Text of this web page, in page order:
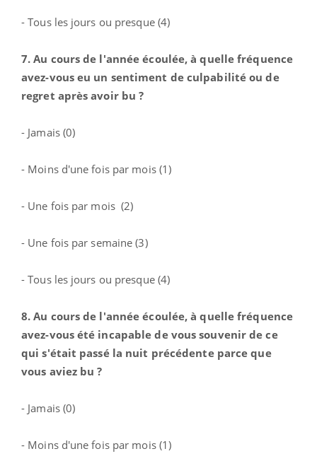
- Tous les jours ou presque (4)
7. Au cours de l'année écoulée, à quelle fréquence
avez-vous eu un sentiment de culpabilité ou de
regret après avoir bu ?
- Jamais (0)
- Moins d'une fois par mois (1)
- Une fois par mois (2)
- Une fois par semaine (3)
- Tous les jours ou presque (4)
8. Au cours de l'année écoulée, à quelle fréquence
avez-vous été incapable de vous souvenir de ce
qui s'était passé la nuit précédente parce que
vous aviez bu ?
- Jamais (0)
- Moins d'une fois par mois (1)